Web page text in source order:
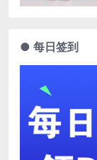
● 每日签到